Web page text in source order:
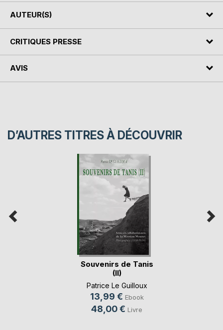
AUTEUR(S)
CRITIQUES PRESSE
AVIS
D’AUTRES TITRES À DÉCOUVRIR
Souvenirs de Tanis
(II)
Patrice Le Guilloux
13,99 € Ebook
48,00 € Livre